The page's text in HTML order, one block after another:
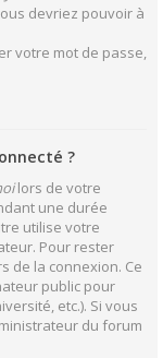
devriez pouvoir à
votre mot de passe,
?
lors de votre
une durée
utilise votre
Pour rester
de la connexion. Ce
public pour
etc.). Si vous
du forum